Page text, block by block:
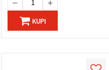
KUPI